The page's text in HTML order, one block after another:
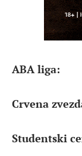
ABA liga:
Crvena
Studentski